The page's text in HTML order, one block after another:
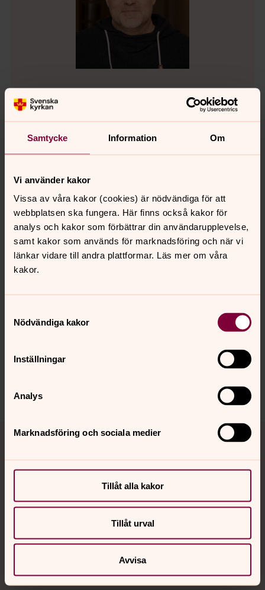
Samtycke Information Om
Vi använder kakor
Vissa av våra kakor (cookies) är nödvändiga för att
webbplatsen ska fungera. Här finns också kakor för
analys och kakor som förbättrar din användarupplevelse,
samt kakor som används för marknadsföring och när vi
länkar vidare till andra plattformar. Läs mer om våra
kakor.
Nödvändiga kakor
Inställningar
Analys
Marknadsföring och sociala medier
Tillåt alla kakor
Tillåt urval
Avvisa
Christer Andersson
Församlingspedagog, Svenska kyrkan i Ulricehamn
Direkt:
E-post:christer.andersson4@svenskakyrkan.se
Mer om Christer Andersson
Arbetsområde Ulricehamn och Timmele.
Platsansvarig Timmele.
innehåll?
Dela
Tillbaka till toppen
Tillbaka till innehållet
Hitta snabbt